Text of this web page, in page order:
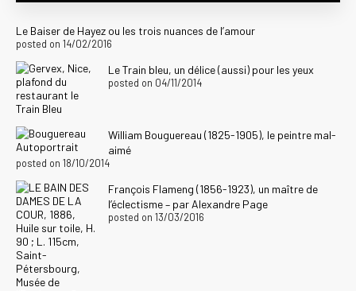
Le Baiser de Hayez ou les trois nuances de l’amour
posted on 14/02/2016
Le Train bleu, un délice (aussi) pour les yeux
posted on 04/11/2014
William Bouguereau (1825-1905), le peintre mal-
aimé
posted on 18/10/2014
François Flameng (1856-1923), un maître de
l’éclectisme – par Alexandre Page
posted on 13/03/2016